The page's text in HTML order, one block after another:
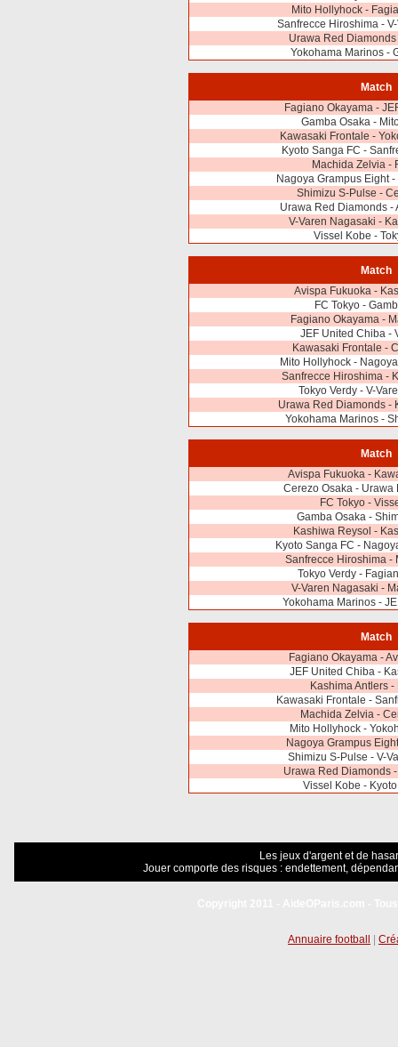
Mito Hollyhock -
Sanfrecce Hiroshima -
Urawa Red
Yokohama Marinos -
Match
Fagiano Okayama -
Gamba Osaka -
Kawasaki Frontale -
Kyoto Sanga FC -
Machida Zelvia -
Nagoya Grampus Eight
Shimizu S-Pulse -
Urawa Red Diamonds -
V-Varen Nagasaki -
Vissel Kobe -
Match
Avispa Fukuoka -
FC Tokyo -
Fagiano Okayama -
JEF United Chiba -
Kawasaki Frontale -
Mito Hollyhock -
Sanfrecce Hiroshima -
Tokyo Verdy - V-
Urawa Red Diamonds -
Yokohama Marinos -
Match
Avispa Fukuoka -
Cerezo Osaka - Urawa
FC Tokyo -
Gamba Osaka -
Kashiwa Reysol -
Kyoto Sanga FC -
Sanfrecce Hiroshima -
Tokyo Verdy -
V-Varen Nagasaki -
Yokohama Marinos -
Match
Fagiano Okayama -
JEF United Chiba -
Kashima Antlers -
Kawasaki Frontale -
Machida Zelvia -
Mito Hollyhock -
Nagoya Grampus
Shimizu S-Pulse - V-
Urawa Red Diamonds
Vissel Kobe -
Les jeux d'argent et de
Jouer comporte des risques : endettement,
Annuaire football